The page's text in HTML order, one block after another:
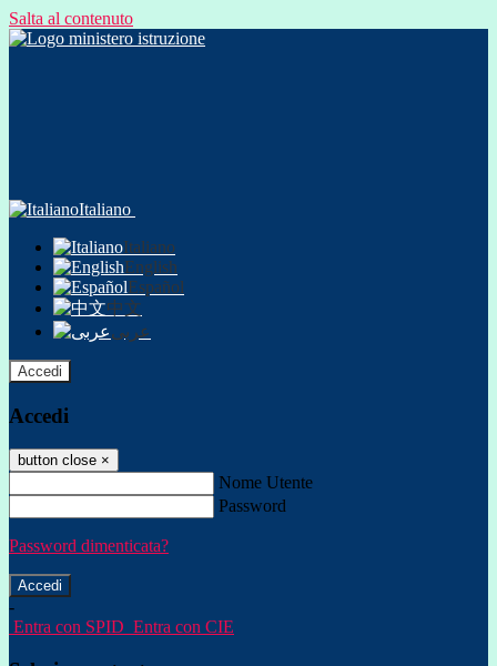
Salta al contenuto
Italiano
Italiano
English
Español
中文
عربى
Accedi
Accedi
button close ×
Nome Utente
Password
Password dimenticata?
-
Entra con SPID Entra con CIE